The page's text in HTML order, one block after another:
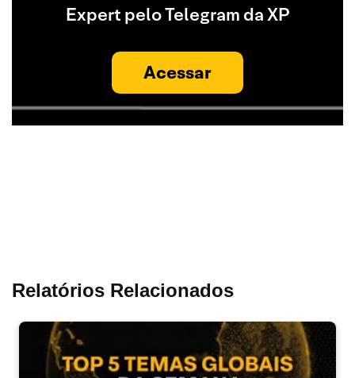
Expert pelo Telegram da XP
Acessar
Relatórios Relacionados